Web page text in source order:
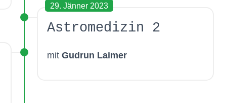
29. Jänner 2023
Astromedizin 2
mit Gudrun Laimer